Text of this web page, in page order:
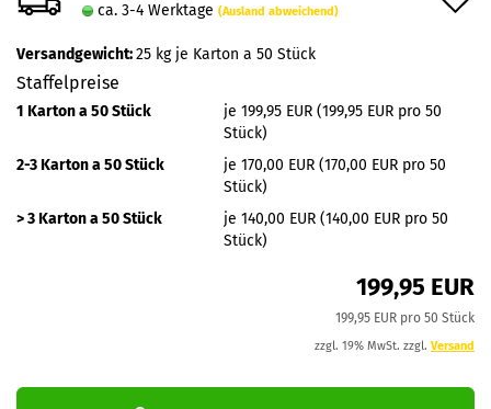
ca. 3-4 Werktage (Ausland abweichend)
Versandgewicht:25 kg je Karton a 50 Stück
Staffelpreise
1 Karton a 50 Stück
je 199,95 EUR (199,95 EUR pro 50
Stück)
2-3 Karton a 50 Stück
je 170,00 EUR (170,00 EUR pro 50
Stück)
> 3 Karton a 50 Stück
je 140,00 EUR (140,00 EUR pro 50
Stück)
199,95 EUR
199,95 EUR pro 50 Stück
zzgl. 19% MwSt. zzgl. Versand